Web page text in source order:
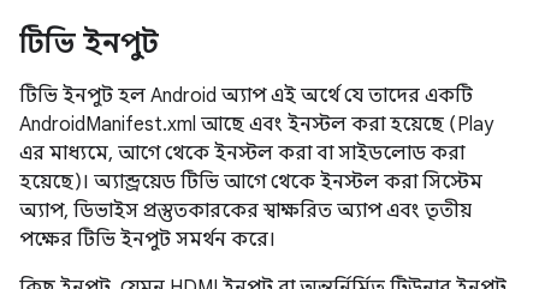
টিভি ইনপুট
টিভি ইনপুট হল Android অ্যাপ এই অর্থে যে তাদের একটি
AndroidManifest.xml আছে এবং ইনস্টল করা হয়েছে (Play
এর মাধ্যমে, আগে থেকে ইনস্টল করা বা সাইডলোড করা
হয়েছে)। অ্যান্ড্রয়েড টিভি আগে থেকে ইনস্টল করা সিস্টেম
অ্যাপ, ডিভাইস প্রস্তুতকারকের স্বাক্ষরিত অ্যাপ এবং তৃতীয়
পক্ষের টিভি ইনপুট সমর্থন করে।